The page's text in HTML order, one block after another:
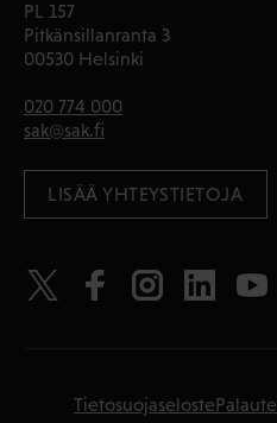
PL 157
Pitkänsillanranta 3
00530 Helsinki
020 774 000
sak@sak.fi
LISÄÄ YHTEYSTIETOJA
TietosuojaselostePalaute